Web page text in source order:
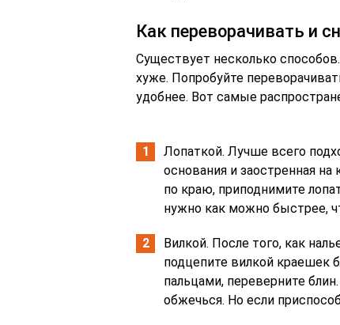
Как переворачивать и
Существует несколько
хуже. Попробуйте
удобнее. Вот самые
Лопаткой. Лучше всего
основания и заостренная на
по краю, приподнимите
нужно как можно быстрее,
Вилкой. После того, как
подцепите вилкой краешек
пальцами, переверните
обжечься. Но если